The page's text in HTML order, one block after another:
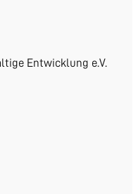
Entwicklung e.V.